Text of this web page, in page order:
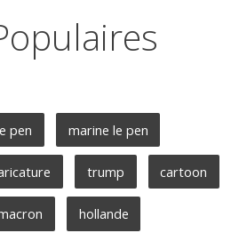
pen marine le pen
trump cartoon
hollande